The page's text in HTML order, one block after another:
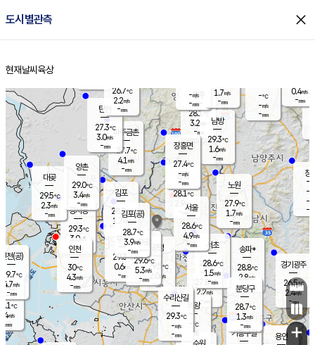
도시별관측 close
홈
현재날씨 육상
의도
℃
m/s
mm
양주
28.1℃
3.2
-mm
과천
27.8℃
2.2m/s
- mm
용인
경기광주
26.5℃
2.4m/s
-mm
경서동
29.3℃
3.0m/s
-mm
파주금촌
27.7℃
4.1 m/s
-mm
-℃
-m/s
-mm
대곶
29.5℃
2.3m/s
-mm
창
-
-m/
-
탄현
27.3℃
3.0m/s
-mm
0.4m/s
-mm
의왕
- ℃
m/s
mm
김포
28.9℃
1.7 m/s
mm
광명
29.5 ℃
2.0 m/s
-mm
부천
29.3℃
0.6m/s
-mm
양촌
29.0℃
3.4m/s
-mm
구로
29.6℃
5.3m/s
-mm
은평
28.1℃
2.9 m/s
- mm
노원
27.9℃
1.7m/s
-mm
송파*
28.8℃
2.8m/s
-mm
서초
28.6℃
1.5m/s
-mm
남방
29.3℃
1.6m/s
-mm
기흥구갈
수리산길
29.3℃
-m/s
-mm
분당구
28.7℃
1.3m/s
-mm
장흥면
27.4℃
-m/s
-mm
-m/s
-mm
인천(공)
29.7℃
4.7m/s
-mm
김포(공)
28.7℃
3.9m/s
-mm
인천
30℃
4.3m/s
-mm
서울
28.6℃
4.9m/s
-mm
26.7℃
2.2m/s
-mm
1.7m/s
-mm
+